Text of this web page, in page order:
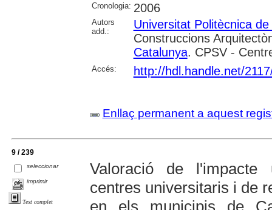
Cronologia: 2006
Autors
add.:
Universitat Politècnica
Construccions
Catalunya. CPSV -
Accés: http://hdl.handle.net/
Enllaç permanent a aquest
9 / 239
seleccionar
imprimir
Text complet
Valoració de l'impacte
centres universitaris i de
en els municipis de